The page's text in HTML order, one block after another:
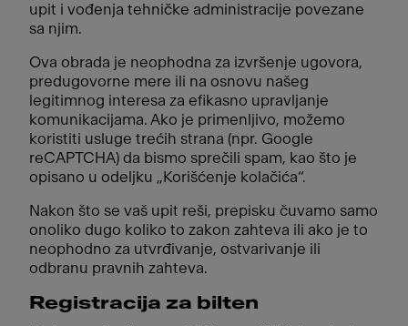
upit i vođenja tehničke administracije povezane
sa njim.
Ova obrada je neophodna za izvršenje ugovora,
predugovorne mere ili na osnovu našeg
legitimnog interesa za efikasno upravljanje
komunikacijama. Ako je primenljivo, možemo
koristiti usluge trećih strana (npr. Google
reCAPTCHA) da bismo sprečili spam, kao što je
opisano u odeljku „Korišćenje kolačića“.
Nakon što se vaš upit reši, prepisku čuvamo samo
onoliko dugo koliko to zakon zahteva ili ako je to
neophodno za utvrđivanje, ostvarivanje ili
odbranu pravnih zahteva.
Registracija za bilten